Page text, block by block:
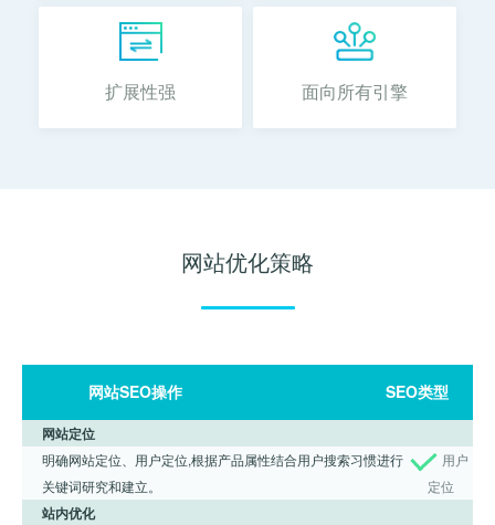
扩展性强 面向所有引擎
网站优化策略
网站SEO操作 SEO类型
网站定位
明确网站定位、用户定位,根据产品属性结合用户搜索习惯进行
关键词研究和建立。
用户
定位
站内优化